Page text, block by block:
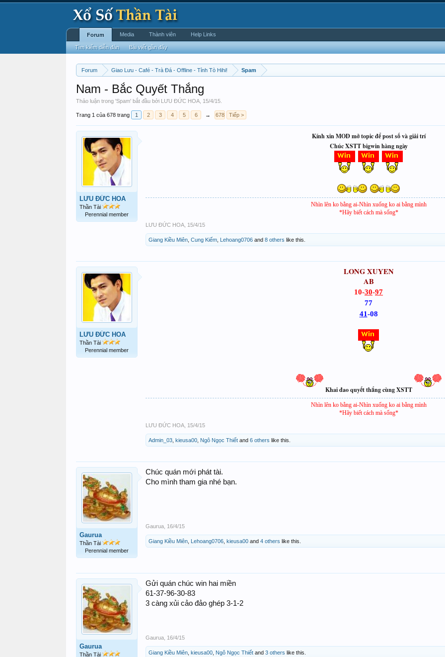
Forum Giao Lưu - Café - Trà Đá - Offline - Tỉnh Tò Hihi! Spam
Nam - Bắc Quyết Thắng
Thảo luận trong 'Spam' bắt đầu bởi LƯU ĐỨC HOA 15/4/15
Trang 1 của 678 trang 1 2 3 4 5 6 → 678 Tiếp >
LƯU ĐỨC HOA
Thần Tài
Perennial member
Kính xin MOD mở topic để post số và giải trí
Chúc XSTT bigwin hàng ngày
Nhìn lên ko bằng ai-Nhìn xuống ko ai bằng mình
*Hãy biết cách mà sống*
LƯU ĐỨC HOA 15/4/15
Giang Kiều Miên Cung Kiếm Lehoang0706 and 8 others like this.
LƯU ĐỨC HOA
Thần Tài
Perennial member
LONG XUYEN
AB
10-30-97
77
41-08
Khai đao quyết thắng cùng XSTT
Nhìn lên ko bằng ai-Nhìn xuống ko ai bằng mình
*Hãy biết cách mà sống*
LƯU ĐỨC HOA 15/4/15
Admin_03 kieusa00 Ngô Ngọc Thiết and 6 others like this.
Gaurua
Thần Tài
Perennial member
Chúc quán mới phát tài.
Cho mình tham gia nhé bạn.
Gaurua 16/4/15
Giang Kiều Miên Lehoang0706 kieusa00 and 4 others like this.
Gaurua
Thần Tài
Gửi quán chúc win hai miền
61-37-96-30-83
3 càng xủi cảo đảo ghép 3-1-2
Gaurua 16/4/15
Giang Kiều Miên kieusa00 Ngô Ngọc Thiết and 3 others like this.
Forum
Tìm kiếm diễn đàn Bài viết gần đây
Media Thành viên Help Links